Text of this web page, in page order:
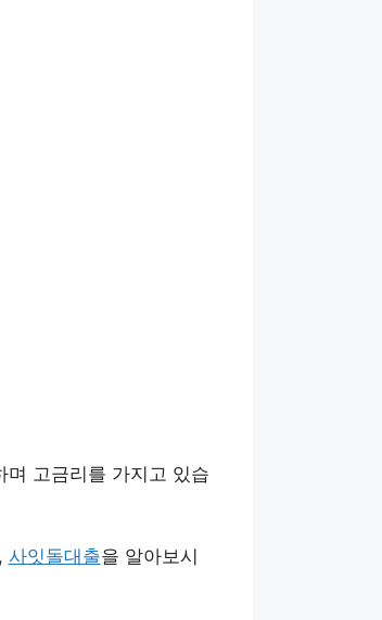
고금리를 가지고 있습
, 사잇돌대출을 알아보시